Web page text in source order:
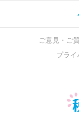
ご意見・ご
プラ